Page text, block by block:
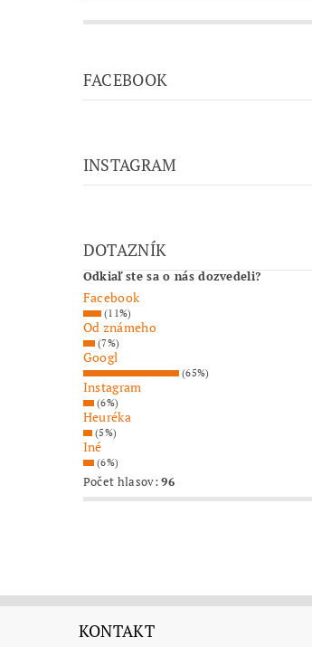
FACEBOOK
INSTAGRAM
DOTAZNÍK
Odkiaľ ste sa o nás dozvedeli?
Facebook
(11%)
Od známeho
(7%)
Googl
(65%)
Instagram
(6%)
Heuréka
(5%)
Iné
(6%)
Počet hlasov:96
KONTAKT